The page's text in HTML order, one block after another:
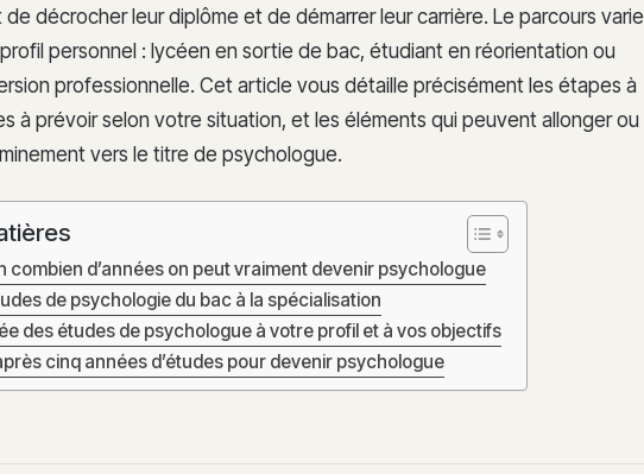
décrocher leur diplôme et de démarrer leur carrière. Le parcours varie
personnel : lycéen en sortie de bac, étudiant en réorientation ou
professionnelle. Cet article vous détaille précisément les étapes à
à prévoir selon votre situation, et les éléments qui peuvent allonger ou
vers le titre de psychologue.
combien d’années on peut vraiment devenir psychologue
de psychologie du bac à la spécialisation
des études de psychologue à votre profil et à vos objectifs
cinq années d’études pour devenir psychologue